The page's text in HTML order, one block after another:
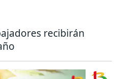
recibirán